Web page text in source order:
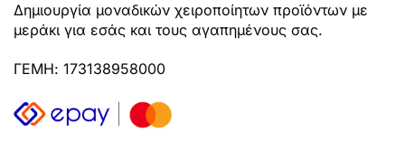
Δημιουργία μοναδικών χειροποίητων προϊόντων με
μεράκι για εσάς και τους αγαπημένους σας.
ΓΕΜΗ: 173138958000